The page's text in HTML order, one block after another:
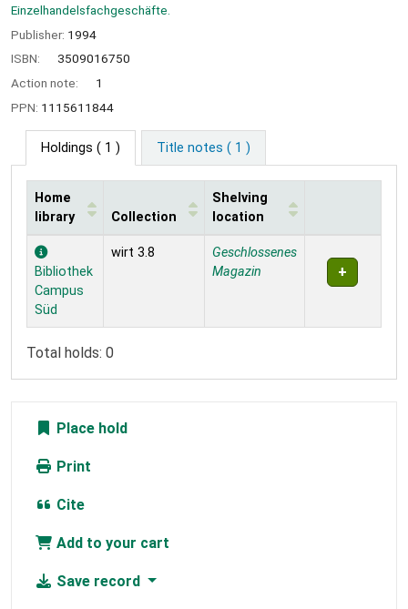
Einzelhandelsfachgeschäfte.
Publisher: 1994
ISBN:
3509016750
Action note:
1
PPN: 1115611844
Holdings ( 1 ) Title notes ( 1 )
Holdings
Home
library
Collection
Shelving
location
Bibliothek
Campus
Süd
wirt 3.8
Geschlossenes
Magazin
Total holds: 0
Place hold
Print
Cite
Add to your cart
Save record